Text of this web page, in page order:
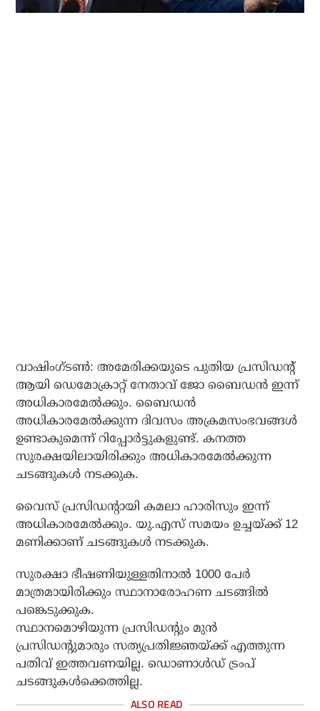
വാഷിംഗ്ടണ്‍: അമേരിക്കയുടെ പുതിയ പ്രസിഡന്റ്
ആയി ഡെമോക്രാറ്റ് നേതാവ് ജോ ബൈഡന്‍ ഇന്ന്
അധികാരമേല്‍ക്കും. ബൈഡന്‍
അധികാരമേല്‍ക്കുന്ന ദിവസം അക്രമസംഭവങ്ങള്‍
ഉണ്ടാകുമെന്ന് റിപ്പോര്‍ട്ടുകളുണ്ട്. കനത്ത
സുരക്ഷയിലായിരിക്കും അധികാരമേല്‍ക്കുന്ന
ചടങ്ങുകള്‍ നടക്കുക.
വൈസ് പ്രസിഡന്റായി കമലാ ഹാരിസും ഇന്ന്
അധികാരമേല്‍ക്കും. യു.എസ് സമയം ഉച്ചയ്ക്ക് 12
മണിക്കാണ് ചടങ്ങുകള്‍ നടക്കുക.
സുരക്ഷാ ഭീഷണിയുള്ളതിനാല്‍ 1000 പേര്‍
മാത്രമായിരിക്കും സ്ഥാനാരോഹണ ചടങ്ങില്‍
പങ്കെടുക്കുക.
സ്ഥാനമൊഴിയുന്ന പ്രസിഡന്റും മുന്‍
പ്രസിഡന്റുമാരും സത്യപ്രതിജ്ഞയ്ക്ക് എത്തുന്ന
പതിവ് ഇത്തവണയില്ല. ഡൊണാള്‍ഡ് ട്രംപ്
ചടങ്ങുകള്‍ക്കെത്തില്ല.